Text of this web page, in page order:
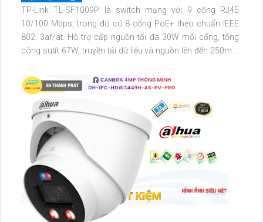
TP-Link TL-SF1009P là switch mạng với 9 cổng RJ45
10/100 Mbps, trong đó có 8 cổng PoE+ theo chuẩn IEEE
802. 3af/at. Hỗ trợ cấp nguồn tối đa 30W mỗi cổng, tổng
công suất 67W, truyền tải dữ liệu và nguồn lên đến 250m ở
bảo hiệu suất cao, bảo mật ổn định